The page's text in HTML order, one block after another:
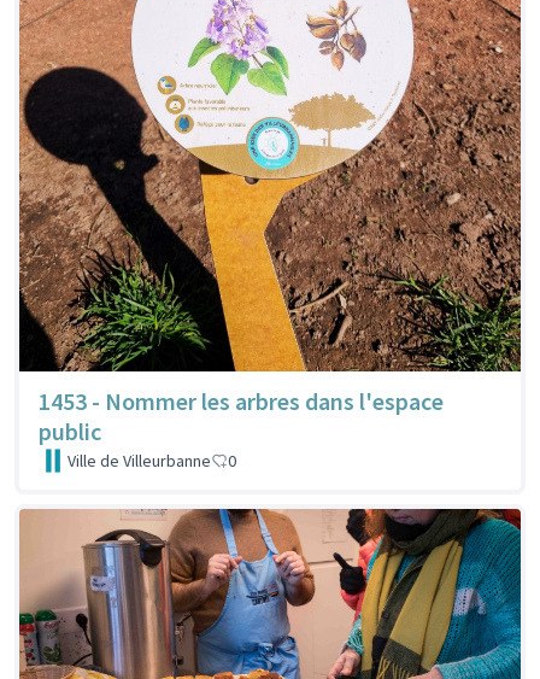
1453 - Nommer les arbres dans l'espace
public
Ville de Villeurbanne 0